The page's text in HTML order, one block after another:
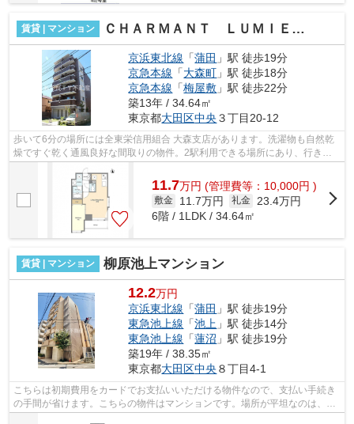
賃貸 | マンション ＣＨＡＲＭＡＮＴ ＬＵＭＩＥＲＥ
京浜東北線 「蒲田 」駅 徒歩19分
京急本線 「大森町 」駅 徒歩18分
京急本線 「梅屋敷 」駅 徒歩22分
築13年 / 34.64㎡
東京都大田区中央 ３丁目20-12
歩いて6分の場所には全東栄信用組合 大森支店があります。洗濯物も自然乾
燥ですぐ乾く通風良好な間取りの物件。2駅利用できる場所にあり、行き先
に応じて乗車駅の使い分けができます。...
11.7万円 (管理費等：10,000円 )
敷金 11.7万円 礼金
23.4万円
6階 / 1LDK / 34.64㎡
賃貸 | マンション 柳原池上マンション
12.2万円
京浜東北線 「蒲田 」駅 徒歩19分
東急池上線 「池上 」駅 徒歩14分
東急池上線 「蓮沼 」駅 徒歩19分
築19年 / 38.35㎡
東京都大田区中央 ８丁目4-1
こちらは初期費用をカードでお支払いいただける物件なので、支払い手続き
の手間が省けます。こちらの物件はマンションです。場所が平坦なのは、ラ